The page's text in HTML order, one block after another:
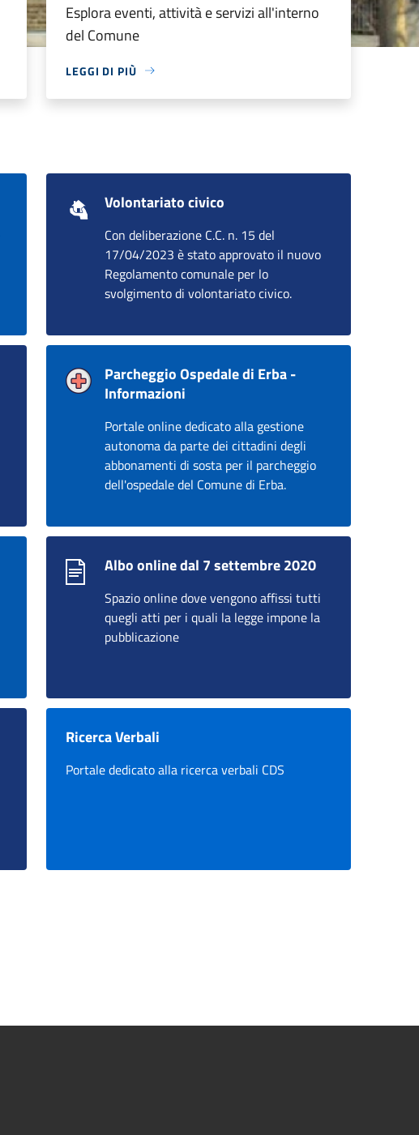
Esplora eventi, attività e servizi all'interno
del Comune
LEGGI DI PIÙ
Volontariato civico
Con deliberazione C.C. n. 15 del
17/04/2023 è stato approvato il nuovo
Regolamento comunale per lo
svolgimento di volontariato civico.
Parcheggio Ospedale di Erba -
Informazioni
Portale online dedicato alla gestione
autonoma da parte dei cittadini degli
abbonamenti di sosta per il parcheggio
dell'ospedale del Comune di Erba.
Albo online dal 7 settembre 2020
Spazio online dove vengono affissi tutti
quegli atti per i quali la legge impone la
pubblicazione
Ricerca Verbali
Portale dedicato alla ricerca verbali CDS